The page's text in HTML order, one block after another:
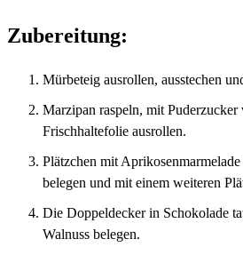
Zubereitung:
Mürbeteig ausrollen, ausstechen
Marzipan raspeln, mit Puderzucker
Frischhaltefolie ausrollen.
Plätzchen mit
belegen und mit einem weiteren
Die Doppeldecker in Schokolade
Walnuss belegen.